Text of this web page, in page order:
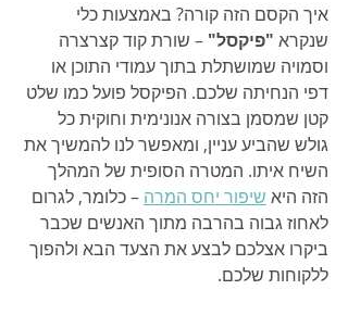
איך הקסם הזה קורה? באמצעות כלי
שנקרא "פיקסל" – שורת קוד קצרצרה
וסמויה שמושתלת בתוך עמודי התוכן או
דפי הנחיתה שלכם. הפיקסל פועל כמו שלט
קטן שמסמן בצורה אנונימית וחוקית כל
גולש שהביע עניין, ומאפשר לנו להמשיך את
השיח איתו. המטרה הסופית של המהלך
הזה היא שיפור יחס המרה – כלומר, לגרום
לאחוז גבוה בהרבה מתוך האנשים שכבר
ביקרו אצלכם לבצע את הצעד הבא ולהפוך
ללקוחות שלכם.